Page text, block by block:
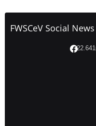
FWSCeV Social News
22.641